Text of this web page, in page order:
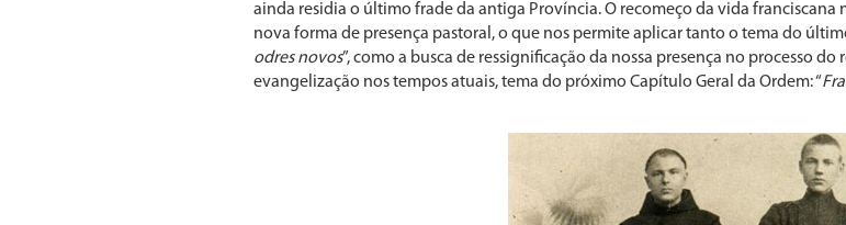
ainda residia o último frade da antiga Província. O recomeço da vida franciscana
nova forma de presença pastoral, o que nos permite aplicar tanto o tema do
odres novos”, como a busca de ressignificação da nossa presença no processo
evangelização nos tempos atuais, tema do próximo Capítulo Geral da Ordem: “